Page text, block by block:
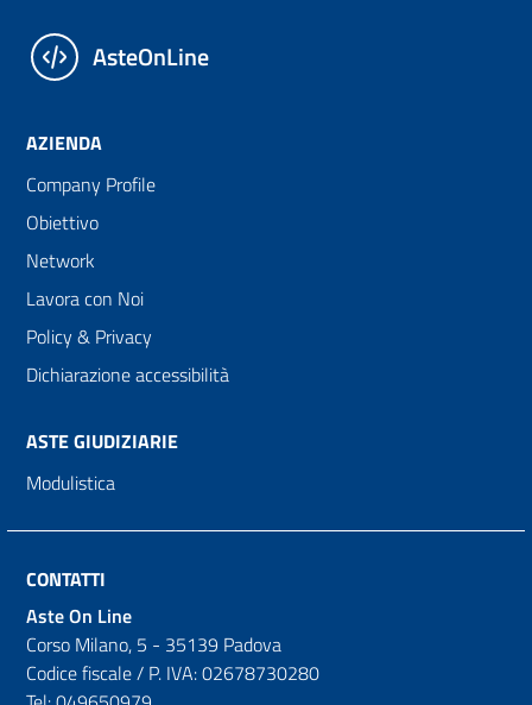
AsteOnLine
AZIENDA
Company Profile
Obiettivo
Network
Lavora con Noi
Policy & Privacy
Dichiarazione accessibilità
ASTE GIUDIZIARIE
Modulistica
CONTATTI
Aste On Line
Corso Milano, 5 - 35139 Padova
Codice fiscale / P. IVA: 02678730280